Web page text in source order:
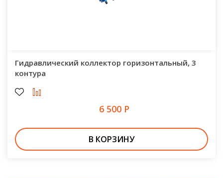
Гидравлический коллектор горизонтальный, 3
контура
6 500 Р
В КОРЗИНУ